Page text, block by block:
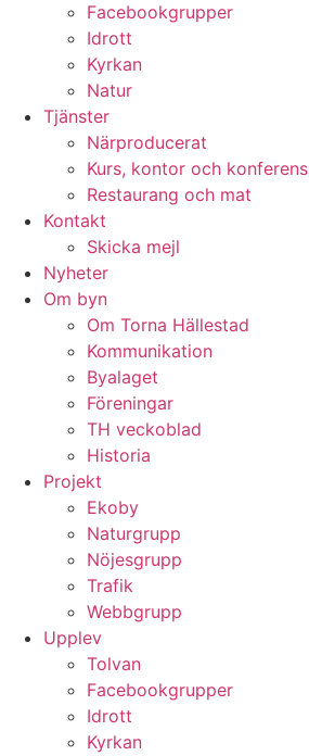
Facebookgrupper
Idrott
Kyrkan
Natur
Tjänster
Närproducerat
Kurs, kontor och konferens
Restaurang och mat
Kontakt
Skicka mejl
Nyheter
Om byn
Om Torna Hällestad
Kommunikation
Byalaget
Föreningar
TH veckoblad
Historia
Projekt
Ekoby
Naturgrupp
Nöjesgrupp
Trafik
Webbgrupp
Upplev
Tolvan
Facebookgrupper
Idrott
Kyrkan